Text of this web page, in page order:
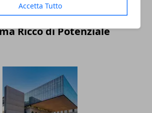
Accetta Tutto
e Istruzione: Un Binomio
Ricco di Potenziale